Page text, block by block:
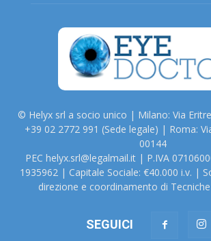
© Helyx srl a socio unico | Milano: Via
+39 02 2772 991 (Sede legale) | Roma:
00144
PEC helyx.srl@legalmail.it | P.IVA
1935962 | Capitale Sociale: €40.000 i.v. |
direzione e coordinamento di Tecniche
SEGUICI